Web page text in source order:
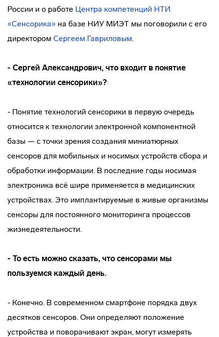
России и о работе Центра компетенций НТИ
«Сенсорика» на базе НИУ МИЭТ мы поговорили с его
директором Сергеем Гавриловым.
- Сергей Александрович, что входит в понятие
«технологии сенсорики»?
- Понятие технологий сенсорики в первую очередь
относится к технологии электронной компонентной
базы — с точки зрения создания миниатюрных
сенсоров для мобильных и носимых устройств сбора и
обработки информации. В последние годы носимая
электроника всё шире применяется в медицинских
устройствах. Это имплантируемые в живые организмы
сенсоры для постоянного мониторинга процессов
жизнедеятельности.
- То есть можно сказать, что сенсорами мы
пользуемся каждый день.
- Конечно. В современном смартфоне порядка двух
десятков сенсоров. Они определяют положение
устройства и поворачивают экран, могут измерять